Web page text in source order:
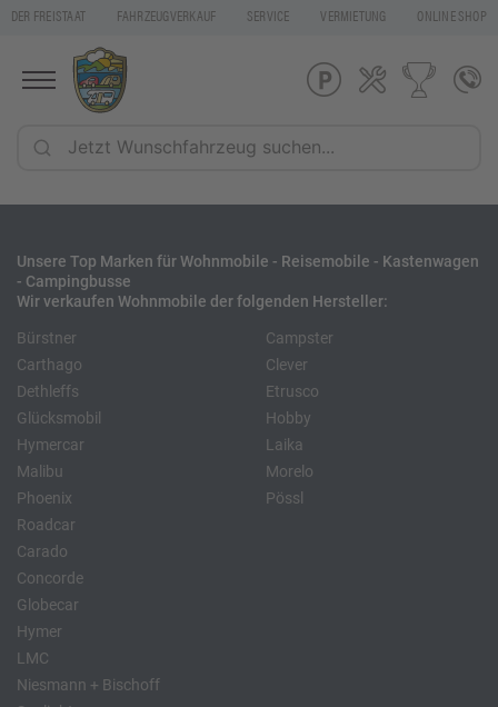
DER FREISTAAT FAHRZEUGVERKAUF SERVICE VERMIETUNG ONLINE SHOP
Unsere Top Marken für Wohnmobile - Reisemobile - Kastenwagen
- Campingbusse
Wir verkaufen Wohnmobile der folgenden Hersteller:
Bürstner
Carthago
Dethleffs
Glücksmobil
Hymercar
Malibu
Phoenix
Roadcar
Campster
Clever
Etrusco
Hobby
Laika
Morelo
Pössl
Carado
Concorde
Globecar
Hymer
LMC
Niesmann + Bischoff